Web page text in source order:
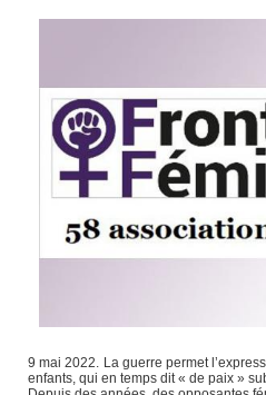
9 mai 2022. La guerre permet
enfants, qui en temps dit « de paix »